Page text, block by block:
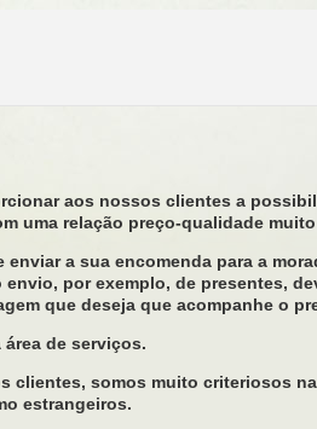
aos nossos clientes a
uma relação preço-qualidade
a sua encomenda para a
por exemplo, de presentes,
que deseja que acompanhe o
de serviços.
clientes, somos muito criteriosos
estrangeiros.